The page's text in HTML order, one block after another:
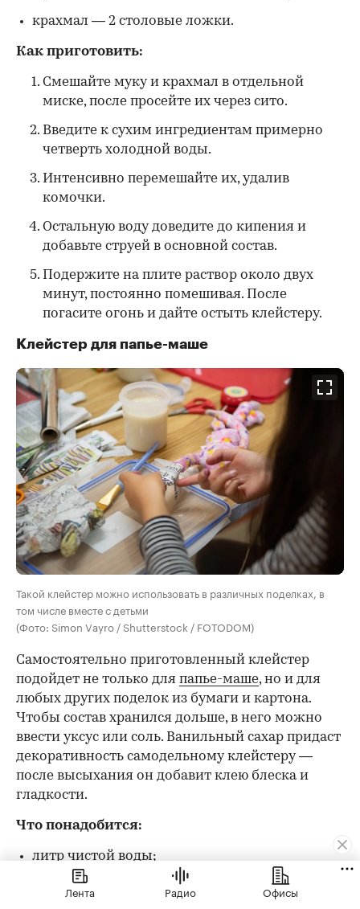
крахмал — 2 столовые ложки.
Как приготовить:
Смешайте муку и крахмал в отдельной
миске, после просейте их через сито.
Введите к сухим ингредиентам примерно
четверть холодной воды.
Интенсивно перемешайте их, удалив
комочки.
Остальную воду доведите до кипения и
добавьте струей в основной состав.
Подержите на плите раствор около двух
минут, постоянно помешивая. После
погасите огонь и дайте остыть клейстеру.
Клейстер для папье-маше
Такой клейстер можно использовать в различных поделках, в
том числе вместе с детьми
(Фото: Simon Vayro / Shutterstock / FOTODOM)
Самостоятельно приготовленный клейстер
подойдет не только для папье-маше, но и для
любых других поделок из бумаги и картона.
Чтобы состав хранился дольше, в него можно
ввести уксус или соль. Ванильный сахар придаст
декоративность самодельному клейстеру —
после высыхания он добавит клею блеска и
гладкости.
Что понадобится:
литр чистой воды;
мука, крахмал;
Лента Радио Офисы